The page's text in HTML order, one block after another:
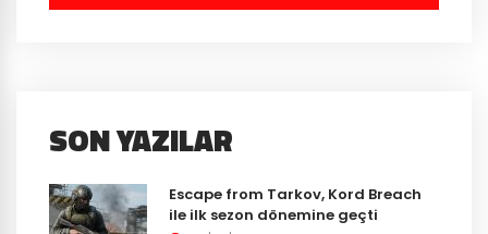
SON YAZILAR
Escape from Tarkov, Kord Breach
ile ilk sezon dönemine geçti